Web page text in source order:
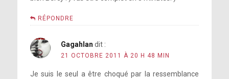
RÉPONDRE
Gagahlan dit :
21 OCTOBRE 2011 À 20 H 48 MIN
Je suis le seul a être choqué par la ressemblance